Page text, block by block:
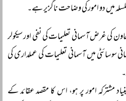
میں دو امور کی وضاحت ناگزیر ہے۔
کی غرض آسمانی تعلیمات کی نفی اور سیکولر
سوسائٹی میں آسمانی تعلیمات کی عملداری کی
مشترکہ امور پر ہو، اس کا مقصد عقائد کے